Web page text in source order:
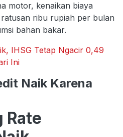
motor, kenaikan biaya
ribu rupiah per bulan
bahan bakar.
IHSG Tetap Ngacir 0,49
Ini
Naik Karena
Rate